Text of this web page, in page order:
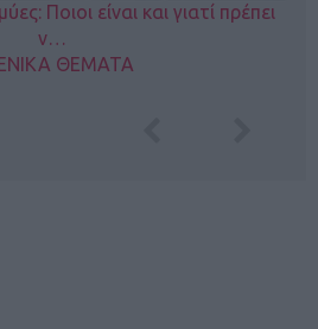
Ποιοι είναι και γιατί πρέπει
ν…
ΘΕΜΑΤΑ